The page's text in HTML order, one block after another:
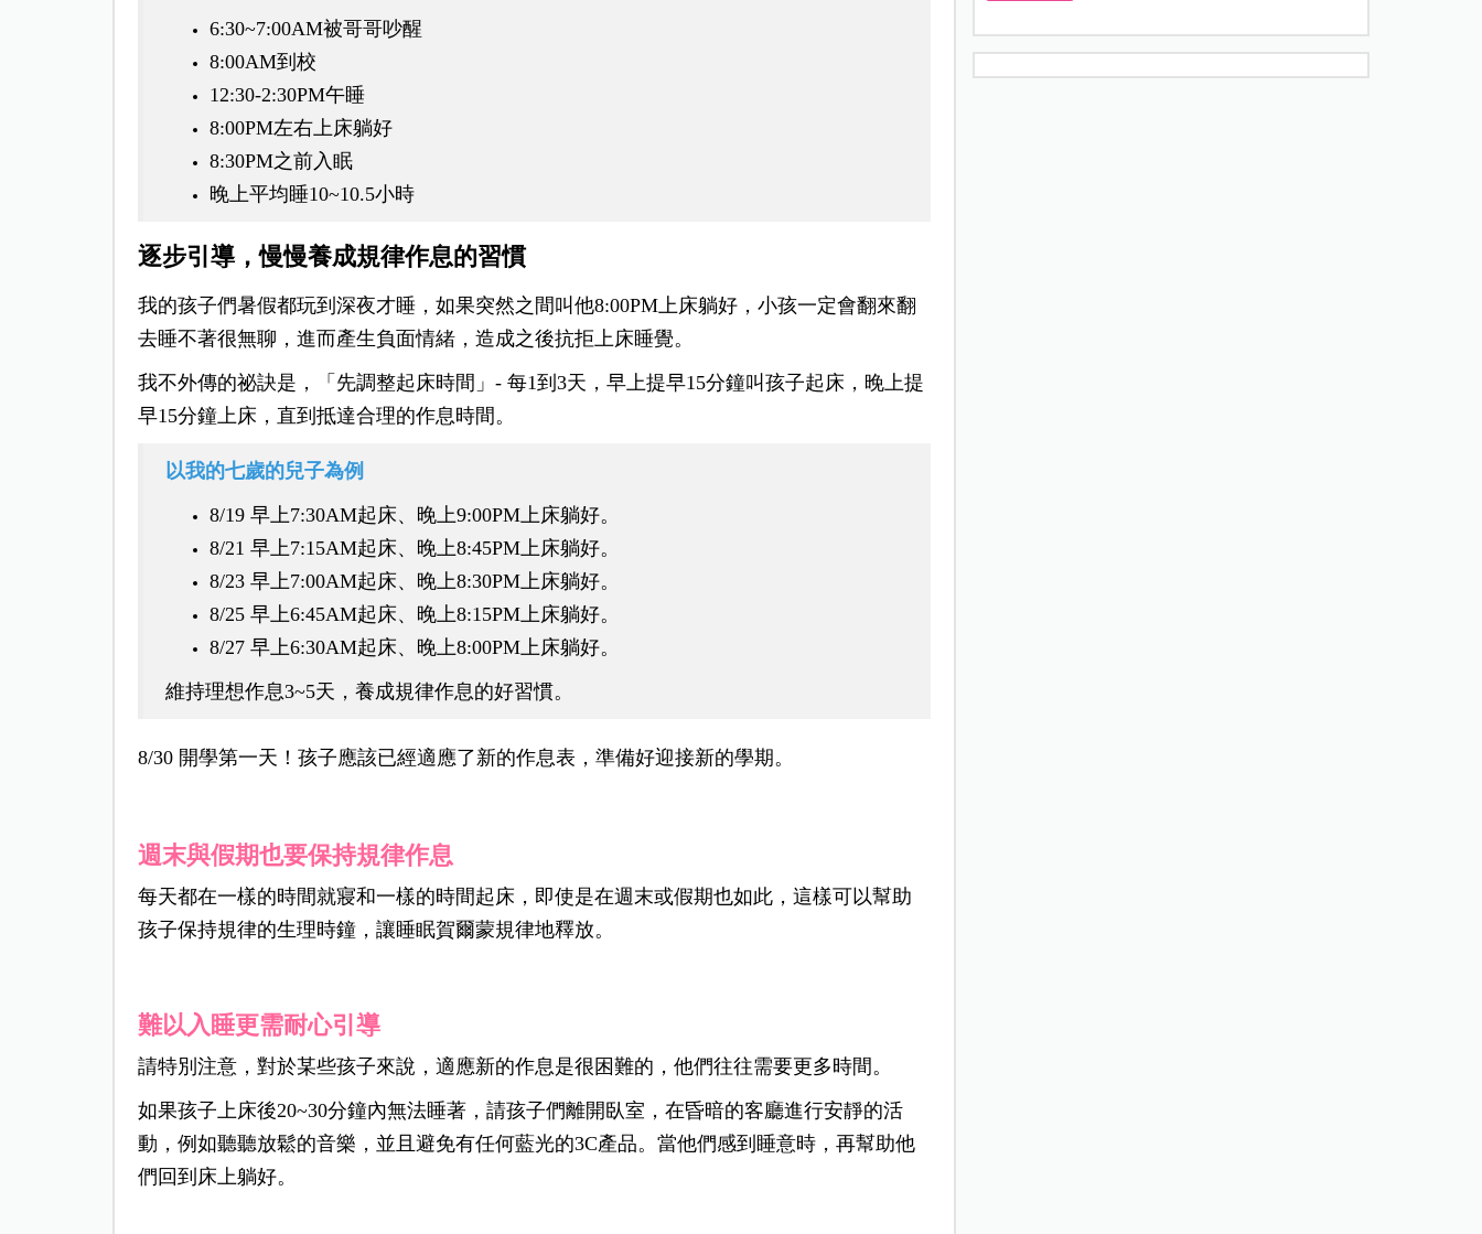
6:30~7:00AM被哥哥吵醒
8:00AM到校
12:30-2:30PM午睡
8:00PM左右上床躺好
8:30PM之前入眠
晚上平均睡10~10.5小時
逐步引導，慢慢養成規律作息的習慣
我的孩子們暑假都玩到深夜才睡，如果突然之間叫他8:00PM上床躺好，小孩一定會翻來翻
去睡不著很無聊，進而產生負面情緒，造成之後抗拒上床睡覺。
我不外傳的祕訣是，「先調整起床時間」- 每1到3天，早上提早15分鐘叫孩子起床，晚上提
早15分鐘上床，直到抵達合理的作息時間。
以我的七歲的兒子為例
8/19 早上7:30AM起床、晚上9:00PM上床躺好。
8/21 早上7:15AM起床、晚上8:45PM上床躺好。
8/23 早上7:00AM起床、晚上8:30PM上床躺好。
8/25 早上6:45AM起床、晚上8:15PM上床躺好。
8/27 早上6:30AM起床、晚上8:00PM上床躺好。
維持理想作息3~5天，養成規律作息的好習慣。
8/30 開學第一天！孩子應該已經適應了新的作息表，準備好迎接新的學期。
週末與假期也要保持規律作息
每天都在一樣的時間就寢和一樣的時間起床，即使是在週末或假期也如此，這樣可以幫助
孩子保持規律的生理時鐘，讓睡眠賀爾蒙規律地釋放。
難以入睡更需耐心引導
請特別注意，對於某些孩子來說，適應新的作息是很困難的，他們往往需要更多時間。
如果孩子上床後20~30分鐘內無法睡著，請孩子們離開臥室，在昏暗的客廳進行安靜的活
動，例如聽聽放鬆的音樂，並且避免有任何藍光的3C產品。當他們感到睡意時，再幫助他
們回到床上躺好。